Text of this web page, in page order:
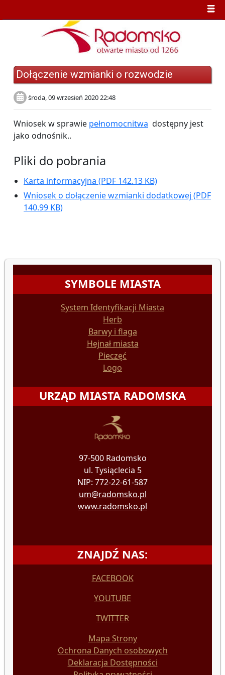
Dołączenie wzmianki o rozwodzie
środa, 09 wrzesień 2020 22:48
Wniosek w sprawie pełnomocnitwa dostępny jest
jako odnośnik..
Pliki do pobrania
Karta informacyjna (PDF 142.13 KB)
Wniosek o dołączenie wzmianki dodatkowej (PDF
140.99 KB)
SYMBOLE MIASTA
System Identyfikacji Miasta
Herb
Barwy i flaga
Hejnał miasta
Pieczęć
Logo
URZĄD MIASTA RADOMSKA
97-500 Radomsko
ul. Tysiąclecia 5
NIP: 772-22-61-587
um@radomsko.pl
www.radomsko.pl
ZNAJDŹ NAS:
FACEBOOK
YOUTUBE
TWITTER
Mapa Strony
Ochrona Danych osobowych
Deklaracja Dostępności